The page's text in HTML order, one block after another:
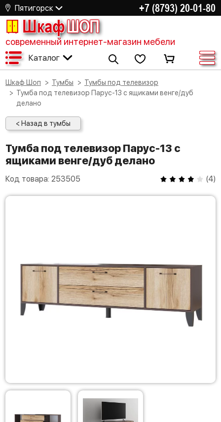
Пятигорск +7 (8793) 20-01-80
ШкафШОП
современный интернет-магазин мебели
Каталог
Шкаф Шоп Тумбы
Тумбы под телевизор
Тумба под телевизор Парус-13 с ящиками венге/дуб
делано
< Назад в тумбы
Тумба под телевизор Парус-13 с
ящиками венге/дуб делано
Код товара: 253505 (4)